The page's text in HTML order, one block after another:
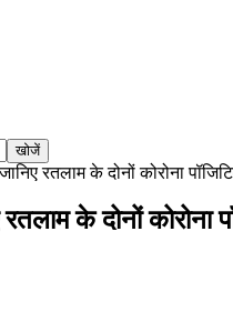
रतलाम के दोनों कोरोना
के दोनों कोरोना